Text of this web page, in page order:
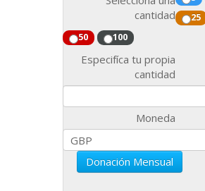
cantidad
25
50
100
Especifíca tu propia
cantidad
Moneda
Donación Mensual